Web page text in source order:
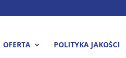
OFERTA POLITYKA JAKOŚCI